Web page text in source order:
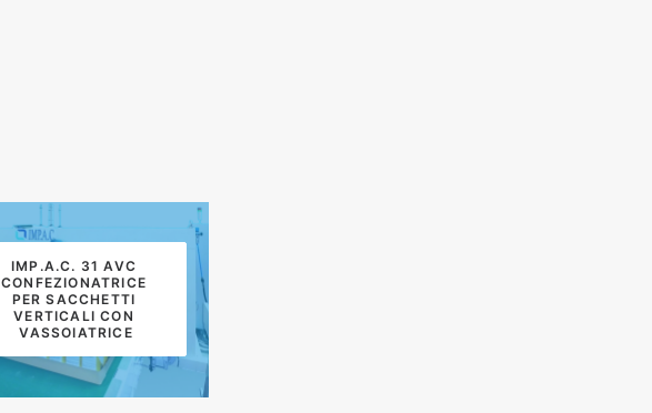
IMP.A.C. 31 AVC
CONFEZIONATRICE
PER SACCHETTI
VERTICALI CON
VASSOIATRICE